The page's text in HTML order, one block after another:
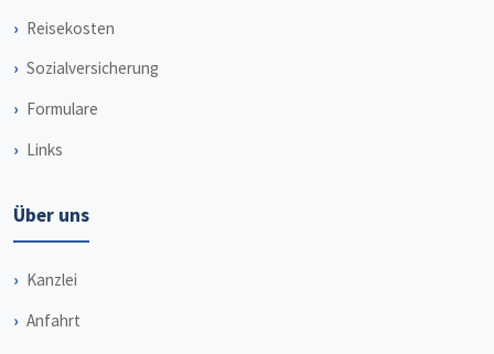
Reisekosten
Sozialversicherung
Formulare
Links
Über uns
Kanzlei
Anfahrt